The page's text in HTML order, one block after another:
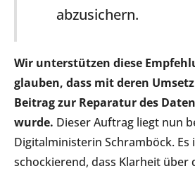
abzusichern.
Wir unterstützen diese
glauben, dass mit deren
Beitrag zur Reparatur des
wurde. Dieser Auftrag liegt nun
Digitalministerin Schramböck. Es
schockierend, dass Klarheit über